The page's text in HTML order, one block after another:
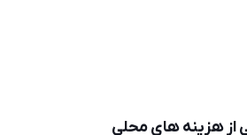
از هزينه های محلی